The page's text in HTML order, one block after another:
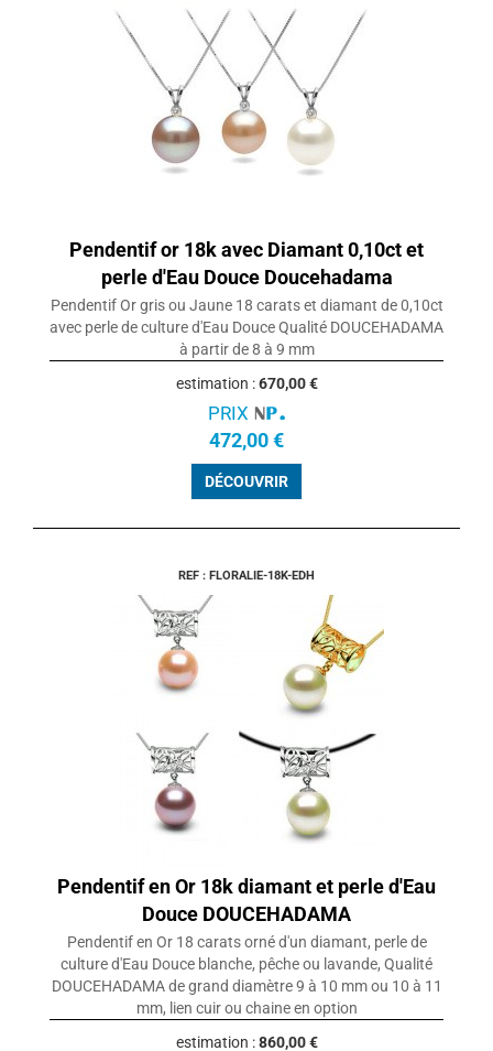
Pendentif or 18k avec Diamant 0,10ct et
perle d'Eau Douce Doucehadama
Pendentif Or gris ou Jaune 18 carats et diamant de 0,10ct
avec perle de culture d'Eau Douce Qualité DOUCEHADAMA
à partir de 8 à 9 mm
estimation :670,00 €
PRIX
472,00 €
DÉCOUVRIR
REF : FLORALIE-18K-EDH
Pendentif en Or 18k diamant et perle d'Eau
Douce DOUCEHADAMA
Pendentif en Or 18 carats orné d'un diamant, perle de
culture d'Eau Douce blanche, pêche ou lavande, Qualité
DOUCEHADAMA de grand diamètre 9 à 10 mm ou 10 à 11
mm, lien cuir ou chaine en option
estimation :860,00 €